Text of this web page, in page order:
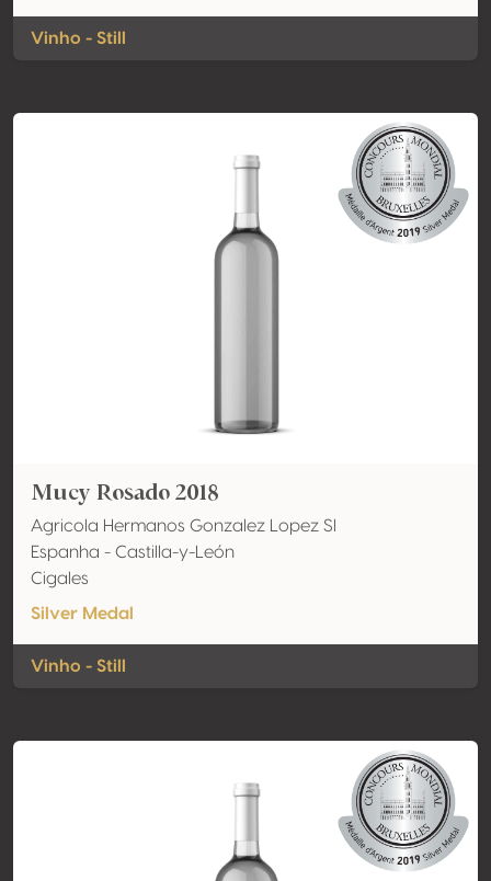
Vinho - Still
Mucy Rosado 2018
Agricola Hermanos Gonzalez Lopez Sl
Espanha - Castilla-y-León
Cigales
Silver Medal
Vinho - Still